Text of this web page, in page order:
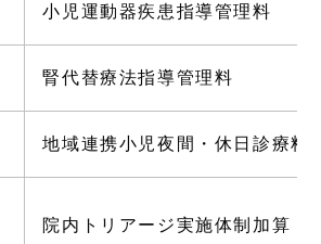
小児運動器疾患指導管理料
腎代替療法指導管理料
地域連携小児夜間・休日診療料2
院内トリアージ実施体制加算